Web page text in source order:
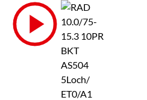
Zur Kaufbox springen